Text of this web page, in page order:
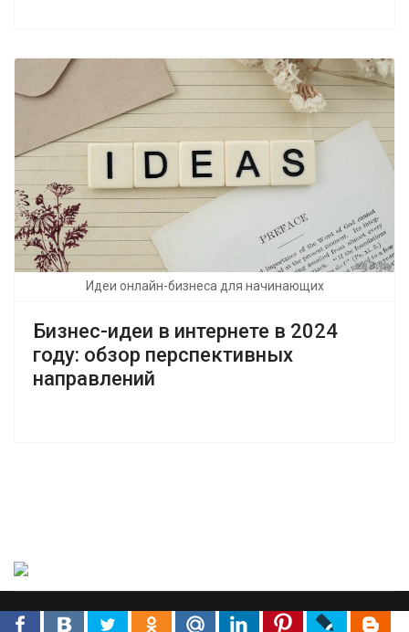
Идеи онлайн-бизнеса для начинающих
Бизнес-идеи в интернете в 2024
году: обзор перспективных
направлений
© {2025} ZA3.BY. Заработок и подработка для всех.